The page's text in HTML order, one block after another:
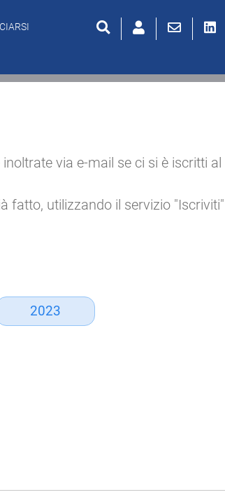
via e-mail se ci si è iscritti
fatto, utilizzando il servizio
2023